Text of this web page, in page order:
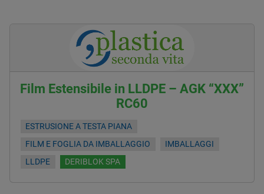
Film Estensibile in LLDPE – AGK “XXX”
RC60
ESTRUSIONE A TESTA PIANA
FILM E FOGLIA DA IMBALLAGGIO
IMBALLAGGI
LLDPE
DERIBLOK SPA